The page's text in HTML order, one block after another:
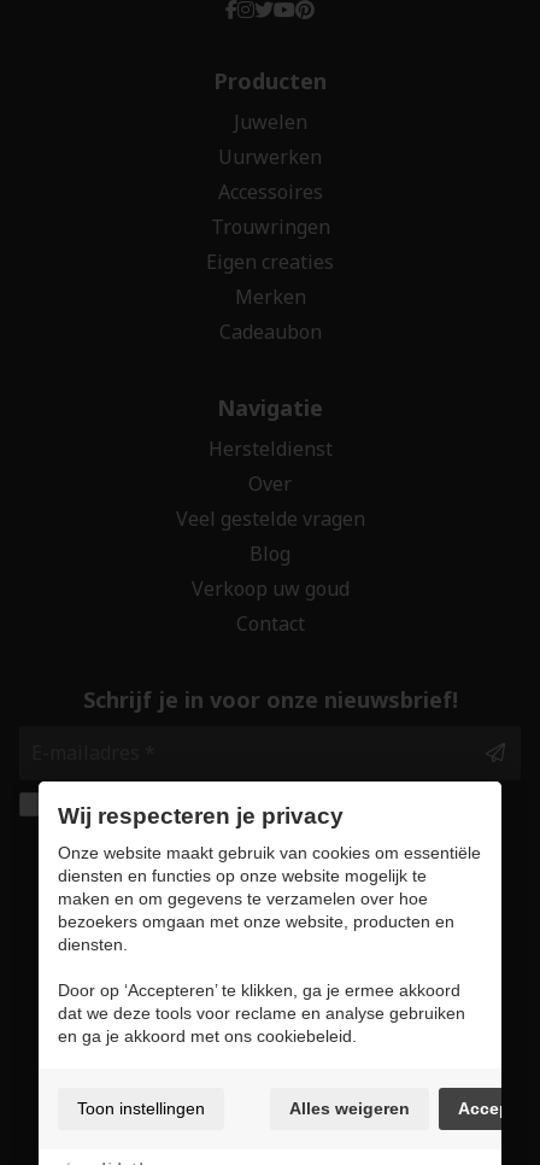
Producten
Juwelen
Uurwerken
Accessoires
Trouwringen
Eigen creaties
Merken
Cadeaubon
Navigatie
Hersteldienst
Over
Veel gestelde vragen
Blog
Verkoop uw goud
Contact
Schrijf je in voor onze nieuwsbrief!
Ik geef de toestemming om mijn gegevens te
bewaren en verwerken zoals aangegeven in
onzeprivacy statement. *
Cookie voorkeuren
Wij respecteren je privacy
Onze website maakt gebruik van cookies om essentiële
diensten en functies op onze website mogelijk te
maken en om gegevens te verzamelen over hoe
bezoekers omgaan met onze website, producten en
diensten.
Door op ‘Accepteren’ te klikken, ga je ermee akkoord
dat we deze tools voor reclame en analyse gebruiken
en ga je akkoord met ons cookiebeleid.
Toon instellingen Alles weigeren